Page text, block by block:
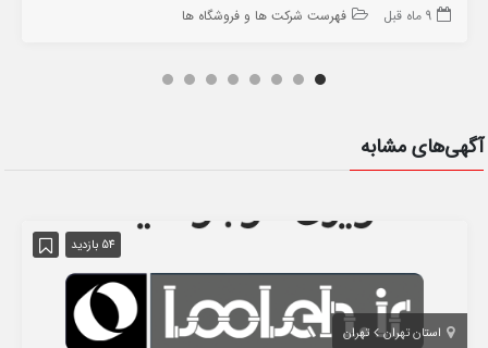
9 ماه قبل فهرست شرکت ها و فروشگاه ها
آگهی‌های مشابه
54 بازدید
استان تهران تهران